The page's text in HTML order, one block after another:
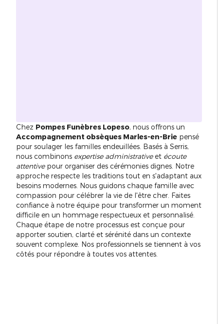
Chez Pompes Funèbres Lopeso, nous offrons un
Accompagnement obsèques Marles-en-Briepensé
pour soulager les familles endeuillées. Basés à Serris,
nous combinons expertise administrativeet écoute
attentivepour organiser des cérémonies dignes. Notre
approche respecte les traditions tout en s'adaptant aux
besoins modernes. Nous guidons chaque famille avec
compassion pour célébrer la vie de l'être cher. Faites
confiance à notre équipe pour transformer un moment
difficile en un hommage respectueux et personnalisé.
Chaque étape de notre processus est conçue pour
apporter soutien, clarté et sérénité dans un contexte
souvent complexe. Nos professionnels se tiennent à vos
côtés pour répondre à toutes vos attentes.